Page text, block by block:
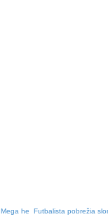
Mega he Futbalista pobrežia